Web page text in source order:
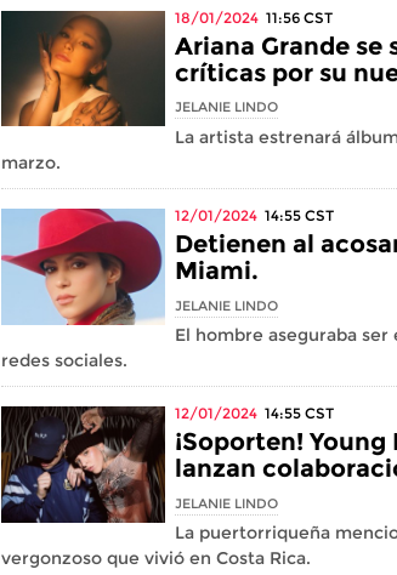
18/01/2024 11:56 CST
Ariana Grande se
críticas por su
JELANIE LINDO
La artista estrenará
marzo.
12/01/2024 14:55 CST
Detienen al
Miami.
JELANIE LINDO
El hombre aseguraba
redes sociales.
12/01/2024 14:55 CST
¡Soporten!
lanzan
JELANIE LINDO
La puertorriqueña
vergonzoso que vivió en Costa Rica.